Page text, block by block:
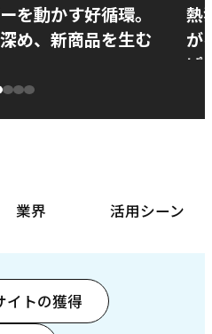
を動かす好循環。
め、新商品を生む
熱
が
ぱ
業界 活用シーン
イトの獲得